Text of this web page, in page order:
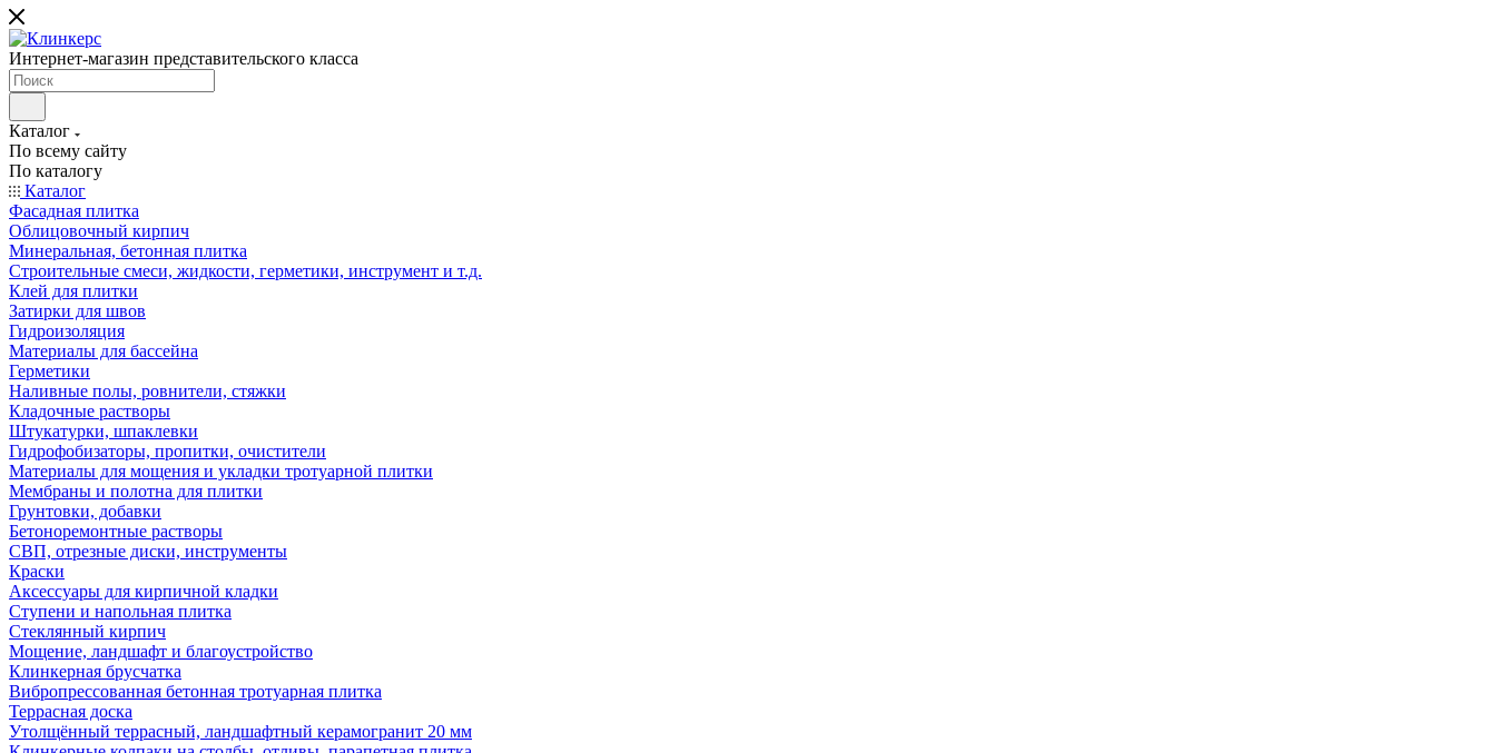
Интернет-магазин представительского класса
Каталог
По всему сайту
По каталогу
Каталог
Фасадная плитка
Облицовочный кирпич
Минеральная, бетонная плитка
Строительные смеси, жидкости, герметики, инструмент и т.д.
Клей для плитки
Затирки для швов
Гидроизоляция
Материалы для бассейна
Герметики
Наливные полы, ровнители, стяжки
Кладочные растворы
Штукатурки, шпаклевки
Гидрофобизаторы, пропитки, очистители
Материалы для мощения и укладки тротуарной плитки
Мембраны и полотна для плитки
Грунтовки, добавки
Бетоноремонтные растворы
СВП, отрезные диски, инструменты
Краски
Аксессуары для кирпичной кладки
Ступени и напольная плитка
Cтеклянный кирпич
Мощение, ландшафт и благоустройство
Клинкерная брусчатка
Вибропрессованная бетонная тротуарная плитка
Террасная доска
Утолщённый террасный, ландшафтный керамогранит 20 мм